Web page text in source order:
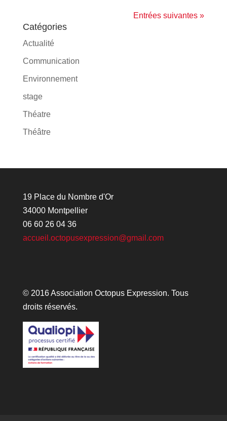
Entrées suivantes »
Catégories
Actualité
Communication
Environnement
stage
Théatre
Théâtre
19 Place du Nombre d'Or
34000 Montpellier
06 60 26 04 36
accueil.octopusexpression@gmail.com
© 2016 Association Octopus Expression. Tous
droits réservés.